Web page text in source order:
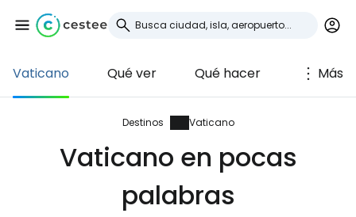
Vaticano Qué ver Qué hacer Más
Destinos Vaticano
Vaticano en pocas
palabras
Iniciar sesión en
Cestee
... la comunidad mundial de viajeros
Continuar con Google